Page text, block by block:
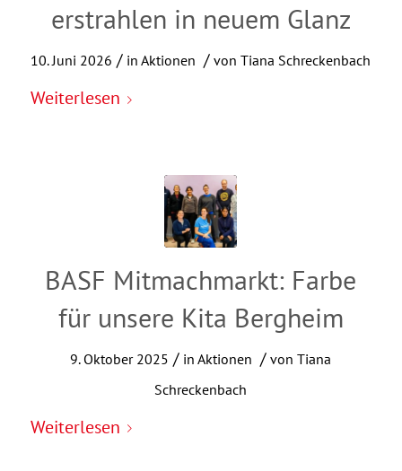
erstrahlen in neuem Glanz
10. Juni 2026 / inAktionen / vonTiana Schreckenbach
Weiterlesen
BASF Mitmachmarkt: Farbe
für unsere Kita Bergheim
9. Oktober 2025 / inAktionen / vonTiana
Schreckenbach
Weiterlesen